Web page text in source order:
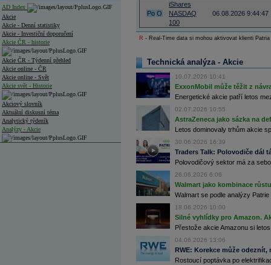
AD Index
Akcie
Akcie - Denní statistiky
Akcie - Investiční doporučení
Akcie ČR - historie
Akcie ČR - Týdenní přehled
Akcie online - ČR
Akcie online - Svět
Akcie svět - Historie
Akciový slovník
Aktuální diskusní téma
Analytický týdeník
Analýzy - Akcie
Po O
iShares
NASDAQ
100
06.08.2026 9:44:47
R - Real-Time data si mohou aktivovat klienti
Technická analýza - Akcie
10.07.2026 10:41
ExxonMobil může těžit z
Energetické akcie patří letos
02.07.2026 10:55
AstraZeneca jako sázka na
Letos dominovaly trhům akcie
30.06.2026 16:39
Traders Talk: Polovodiče dál
Polovodičový sektor má za
26.06.2026 6:06
Walmart jako kombinace
Walmart se podle analýzy
18.06.2026 10:00
Silné vyhlídky pro Amazon.
Přestože akcie Amazonu si
04.06.2026 13:06
RWE: Korekce může
Rostoucí poptávka po